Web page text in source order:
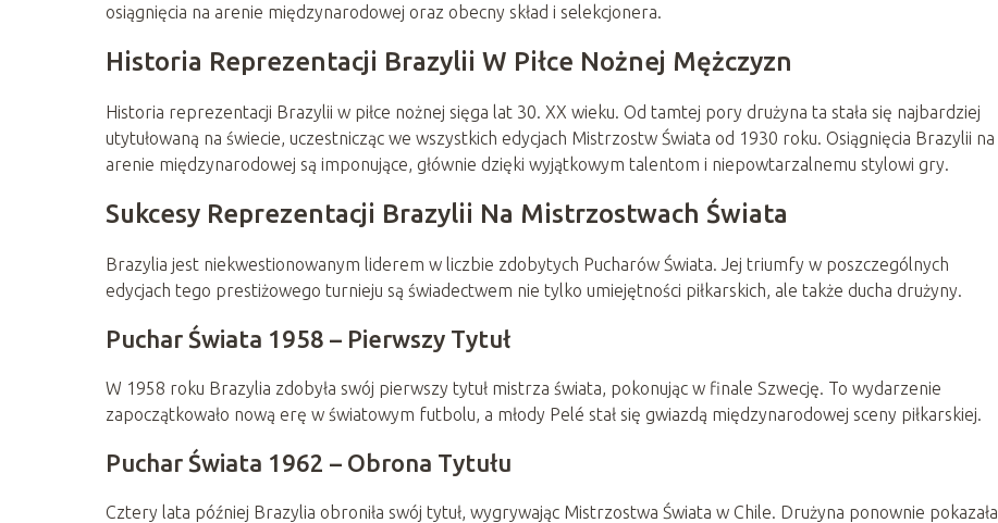
osiągnięcia na arenie międzynarodowej oraz obecny skład i selekcjonera.
Historia Reprezentacji Brazylii W Piłce Nożnej Mężczyzn
Historia reprezentacji Brazylii w piłce nożnej sięga lat 30. XX wieku. Od tamtej pory drużyna ta stała się najbardziej
utytułowaną na świecie, uczestnicząc we wszystkich edycjach Mistrzostw Świata od 1930 roku. Osiągnięcia Brazylii na
arenie międzynarodowej są imponujące, głównie dzięki wyjątkowym talentom i niepowtarzalnemu stylowi gry.
Sukcesy Reprezentacji Brazylii Na Mistrzostwach Świata
Brazylia jest niekwestionowanym liderem w liczbie zdobytych Pucharów Świata. Jej triumfy w poszczególnych
edycjach tego prestiżowego turnieju są świadectwem nie tylko umiejętności piłkarskich, ale także ducha drużyny.
Puchar Świata 1958 – Pierwszy Tytuł
W 1958 roku Brazylia zdobyła swój pierwszy tytuł mistrza świata, pokonując w finale Szwecję. To wydarzenie
zapoczątkowało nową erę w światowym futbolu, a młody Pelé stał się gwiazdą międzynarodowej sceny piłkarskiej.
Puchar Świata 1962 – Obrona Tytułu
Cztery lata później Brazylia obroniła swój tytuł, wygrywając Mistrzostwa Świata w Chile. Drużyna ponownie pokazała